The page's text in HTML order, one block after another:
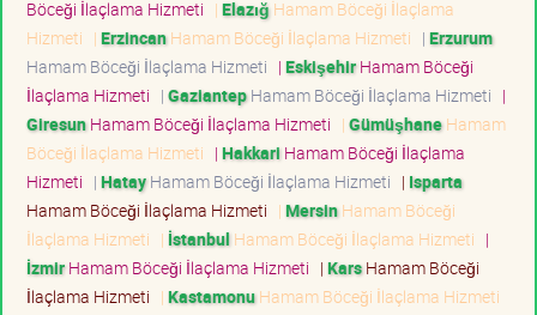
Böceği İlaçlama Hizmeti | Elazığ Hamam Böceği İlaçlama
Hizmeti | ErzincanHamam Böceği İlaçlama Hizmeti | Erzurum
Hamam Böceği İlaçlama Hizmeti | EskişehirHamam Böceği
İlaçlama Hizmeti | GaziantepHamam Böceği İlaçlama Hizmeti |
GiresunHamam Böceği İlaçlama Hizmeti | GümüşhaneHamam
Böceği İlaçlama Hizmeti | Hakkari Hamam Böceği İlaçlama
Hizmeti | HatayHamam Böceği İlaçlama Hizmeti | Isparta
Hamam Böceği İlaçlama Hizmeti | MersinHamam Böceği
İlaçlama Hizmeti | İstanbul Hamam Böceği İlaçlama Hizmeti |
İzmirHamam Böceği İlaçlama Hizmeti | KarsHamam Böceği
İlaçlama Hizmeti | KastamonuHamam Böceği İlaçlama Hizmeti